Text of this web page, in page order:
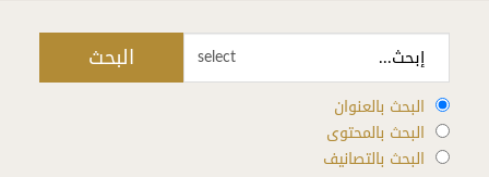
select البحث
البحث بالعنوان
البحث بالمحتوى
البحث بالتصانيف